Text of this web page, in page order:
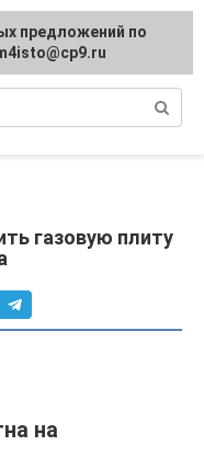
газовую плиту
на
предложений по